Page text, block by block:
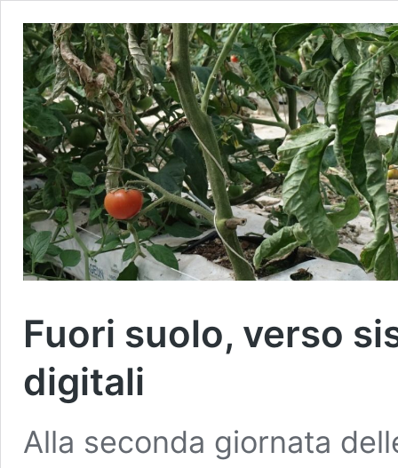
Fuori suolo, verso
digitali
Alla seconda giornata